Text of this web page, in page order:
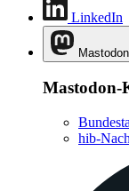
LinkedIn
Mastodon
Mastodon-
hib-